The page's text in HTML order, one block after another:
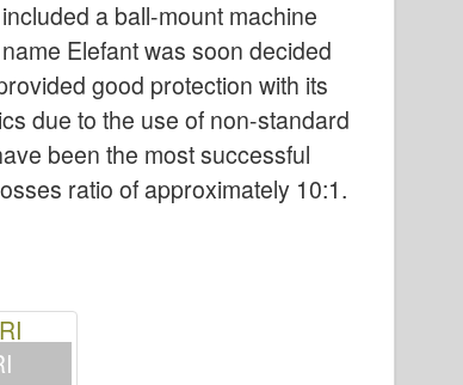
a ball-mount machine
Elefant was soon decided
good protection with its
due to the use of non-standard
been the most successful
ratio of approximately 10:1.